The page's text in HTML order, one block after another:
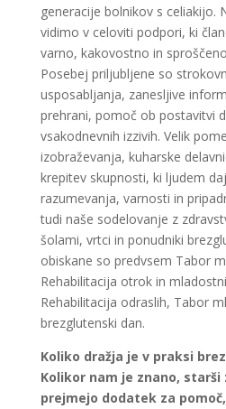
generacije bolnikov s celiakijo.
vidimo v celoviti podpori, ki
varno, kakovostno in
Posebej priljubljene so
usposabljanja, zanesljive
prehrani, pomoč ob postavitvi
vsakodnevnih izzivih. Velik
izobraževanja, kuharske
krepitev skupnosti, ki ljudem
razumevanja, varnosti in
tudi naše sodelovanje z
šolami, vrtci in ponudniki
obiskane so predvsem Tabor
Rehabilitacija otrok in
Rehabilitacija odraslih, Tabor
brezglutenski dan.
Koliko dražja je v praksi
Kolikor nam je znano,
prejmejo dodatek za